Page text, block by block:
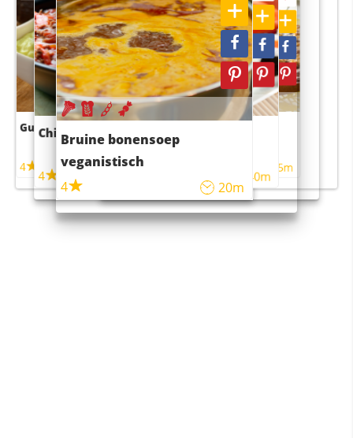
Guacamole
4
Chili con carne
4 45m
Bruine bonensoep
veganistisch
4
20m
Sushi rijstsalade
maaltijdsalade
40m
4 55m